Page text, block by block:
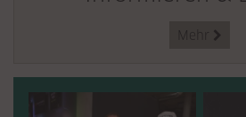
Mehr 